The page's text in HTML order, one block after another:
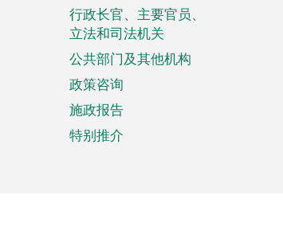
菜
单
行政长官、主要官员、
立法和司法机关
公共部门及其他机构
政策咨询
施政报告
特别推介